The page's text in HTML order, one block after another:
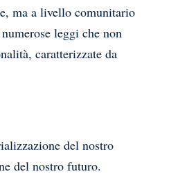
ma a livello comunitario
leggi che non
caratterizzate da
del nostro
del nostro futuro.